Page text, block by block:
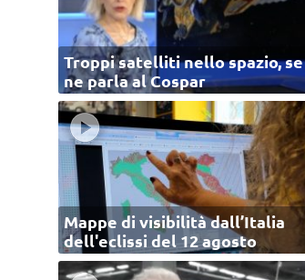
Troppi satelliti nello spazio, se
ne parla al Cospar
Mappe di visibilità dall’Italia
dell'eclissi del 12 agosto